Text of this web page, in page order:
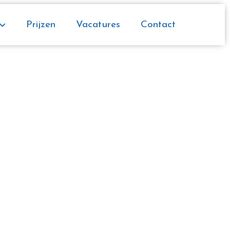
Prijzen Vacatures Contact